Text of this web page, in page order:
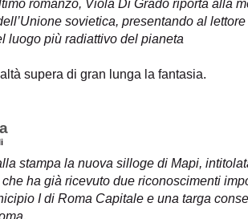
romanzo, Viola Di Grado riporta alla
sovietica, presentando al
luogo più radiattivo del pianeta
supera di gran lunga la fantasia.
stampa la nuova silloge di Mapi,
che ha già ricevuto due riconoscimenti
I di Roma Capitale e una targa